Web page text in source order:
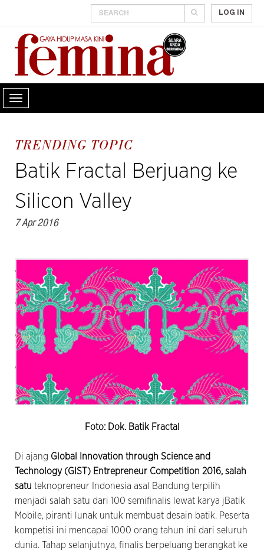
LOG IN
TRENDING TOPIC
Batik Fractal Berjuang ke
Silicon Valley
7 Apr 2016
Foto: Dok. Batik Fractal
Di ajang Global Innovation through Science and
Technology (GIST) Entrepreneur Competition 2016, salah
satu teknopreneur Indonesia asal Bandung terpilih
menjadi salah satu dari 100 semifinalis lewat karya jBatik
Mobile, piranti lunak untuk membuat desain batik. Peserta
kompetisi ini mencapai 1000 orang tahun ini dari seluruh
dunia. Tahap selanjutnya, finalis berpeluang berangkat ke